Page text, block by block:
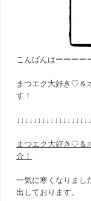
こんばんはーーーー
まつエク大好き♡＆
す！
まつエク大好き♡＆
介！
一気に寒くなりまし
出しております。